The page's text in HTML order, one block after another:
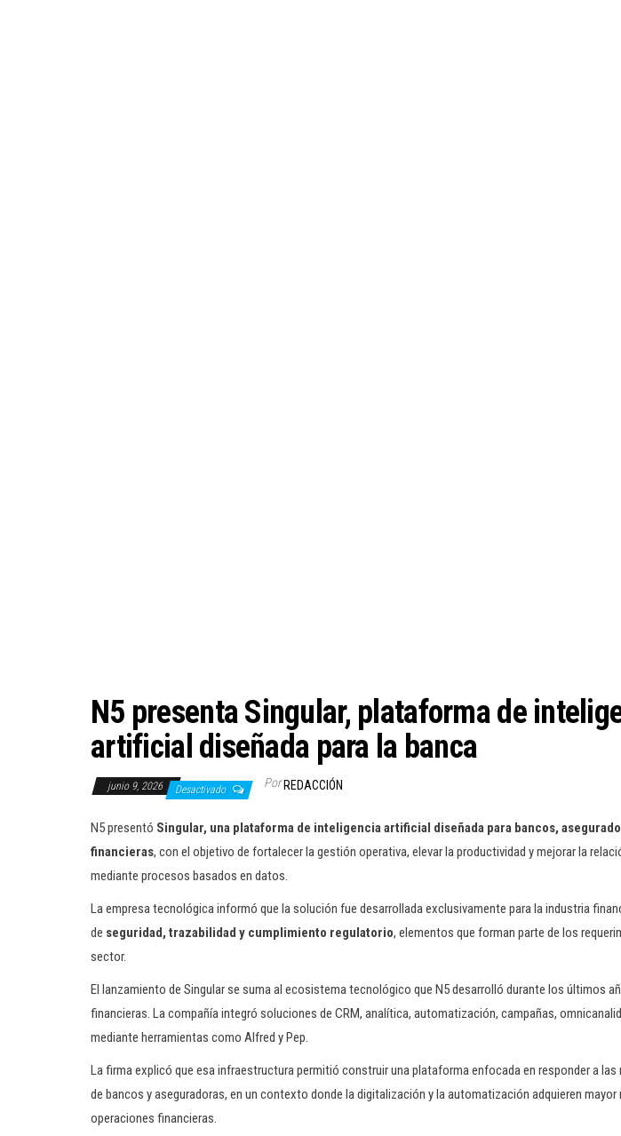
N5 presenta Singular, plataforma de
artificial diseñada para la banca
junio 9, 2026 Desactivado Por REDACCIÓN
N5 presentó Singular, una plataforma de inteligencia artificial diseñada para bancos,
financieras, con el objetivo de fortalecer la gestión operativa, elevar la productividad y mejorar la
mediante procesos basados en datos.
La empresa tecnológica informó que la solución fue desarrollada exclusivamente para la industria
de seguridad, trazabilidad y cumplimiento regulatorio, elementos que forman parte de los
sector.
El lanzamiento de Singular se suma al ecosistema tecnológico que N5 desarrolló durante los últimos
financieras. La compañía integró soluciones de CRM, analítica, automatización, campañas,
mediante herramientas como Alfred y Pep.
La firma explicó que esa infraestructura permitió construir una plataforma enfocada en responder a
de bancos y aseguradoras, en un contexto donde la digitalización y la automatización adquieren mayor
operaciones financieras.